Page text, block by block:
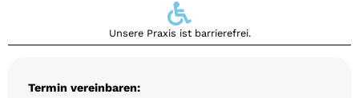
Unsere Praxis ist barrierefrei.
Termin vereinbaren: